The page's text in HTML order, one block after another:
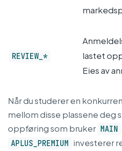
REVIEW_*
lastet
Eies av
Når du studerer en
mellom disse plassene deg
oppføring som bruker MAIN
APLUS_PREMIUM investerer